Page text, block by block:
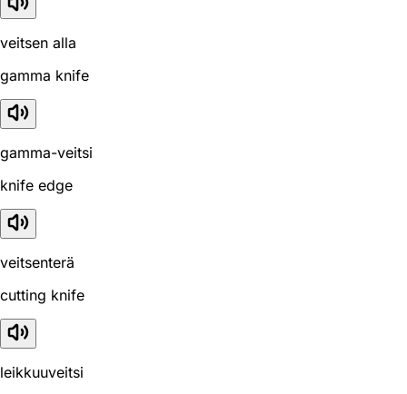
veitsen alla
gamma knife
gamma-veitsi
knife edge
veitsenterä
cutting knife
leikkuuveitsi